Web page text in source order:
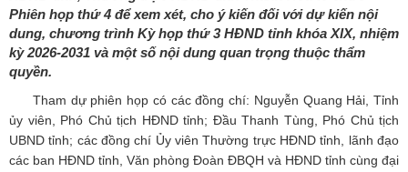
Phiên họp thứ 4 để xem xét, cho ý kiến đối với dự kiến nội
dung, chương trình Kỳ họp thứ 3 HĐND tỉnh khóa XIX, nhiệm
kỳ 2026-2031 và một số nội dung quan trọng thuộc thẩm
quyền.
Tham dự phiên họp có các đồng chí: Nguyễn Quang Hải, Tỉnh
ủy viên, Phó Chủ tịch HĐND tỉnh; Đầu Thanh Tùng, Phó Chủ tịch
UBND tỉnh; các đồng chí Ủy viên Thường trực HĐND tỉnh, lãnh đạo
các ban HĐND tỉnh, Văn phòng Đoàn ĐBQH và HĐND tỉnh cùng đại